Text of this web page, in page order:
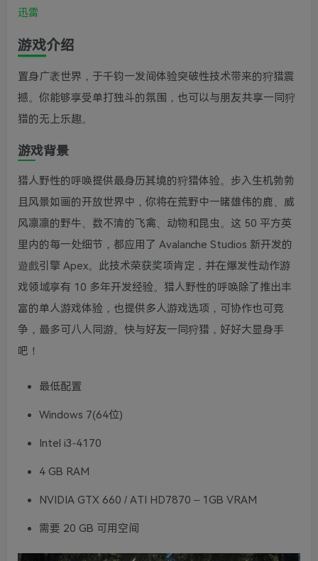
迅雷
游戏介绍
置身广袤世界，于千钧一发间体验突破性技术带来的狩猎震
撼。你能够享受单打独斗的氛围，也可以与朋友共享一同狩
猎的无上乐趣。
游戏背景
猎人野性的呼唤提供最身历其境的狩猎体验。步入生机勃勃
且风景如画的开放世界中，你将在荒野中一睹雄伟的鹿、威
风凛凛的野牛、数不清的飞禽、动物和昆虫。这 50 平方英
里内的每一处细节，都应用了 Avalanche Studios 新开发的
遊戲引擎 Apex。此技术荣获奖项肯定，并在爆发性动作游
戏领域享有 10 多年开发经验。猎人野性的呼唤除了推出丰
富的单人游戏体验，也提供多人游戏选项，可协作也可竞
争，最多可八人同游。快与好友一同狩猎，好好大显身手
吧！
最低配置
Windows 7(64位)
Intel i3-4170
4 GB RAM
NVIDIA GTX 660 / ATI HD7870 – 1GB VRAM
需要 20 GB 可用空间